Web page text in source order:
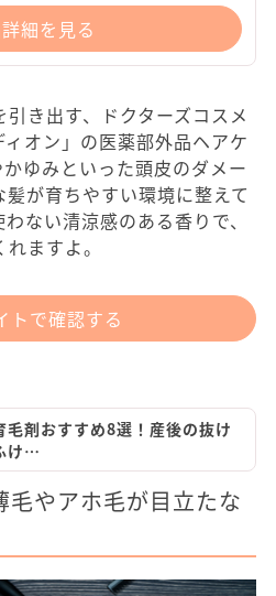
細を見る
き出す、ドクターズコスメ
オン」の医薬部外品ヘアケ
ゆみといった頭皮のダメー
が育ちやすい環境に整えて
ない清涼感のある香りで、
ますよ。
トで確認する
毛剤おすすめ8選！産後の抜け
け…
毛やアホ毛が目立たな